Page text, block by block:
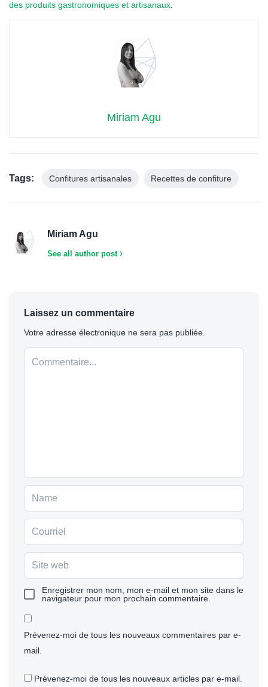
des produits gastronomiques et artisanaux
Miriam Agu
Tags: Confitures artisanales Recettes de confiture
Miriam Agu
See all author post
Laissez un commentaire
Votre adresse électronique ne sera pas publiée.
Enregistrer mon nom, mon e-mail et mon site dans le
navigateur pour mon prochain commentaire.
Prévenez-moi de tous les nouveaux commentaires par e-
mail.
Prévenez-moi de tous les nouveaux articles par e-mail.